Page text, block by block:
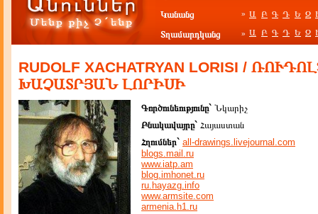
Կանանց » Ա Բ Գ Դ Ե Զ
Տղամարդկանց » Ա Բ Գ Դ Ե Զ
RUDOLF XACHATRYAN LORISI /
ԽԱՉԱՏՐՅԱՆ ԼՈՐԻՍԻ
Գործունեությունը` Նկարիչ
Բնակավայրը` Հայաստան
Հղումներ` all-drawings.livejournal.com
blogs.mail.ru
www.iatp.am
blog.imhonet.ru
ru.hayazg.info
www.armsite.com
armenia.h1.ru